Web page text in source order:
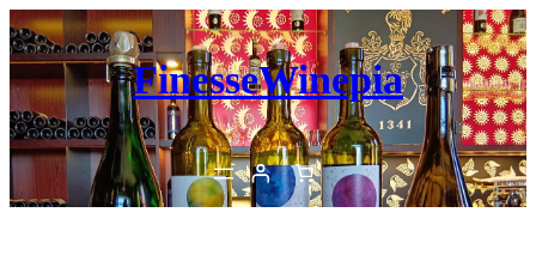
内
容
を
ス
キ
ッ
プ
FinesseWinepia